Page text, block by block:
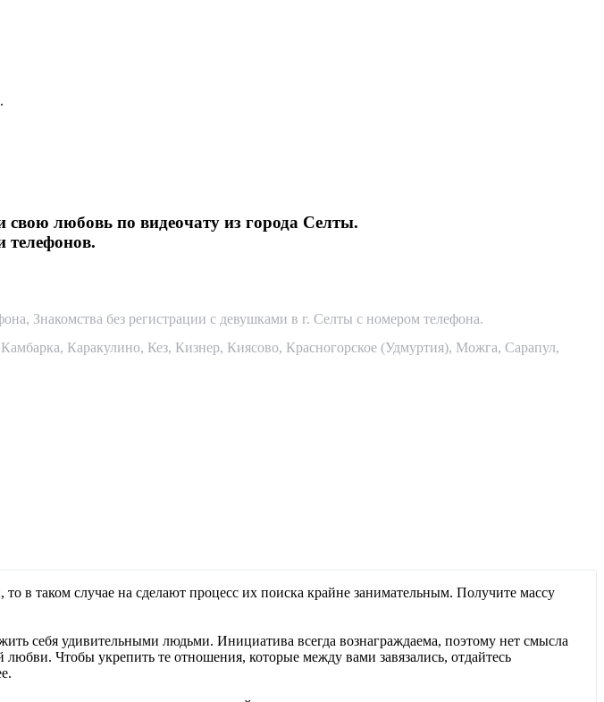
любовь по видеочату из города Селты.
телефонов.
, Знакомства без регистрации с девушками в г. Селты с номером телефона.
Камбарка, Каракулино, Кез, Кизнер, Киясово, Красногорское (Удмуртия), Можга, Сарапул,
в таком случае на сделают процесс их поиска крайне занимательным. Получите массу
себя удивительными людьми. Инициатива всегда вознаграждаема, поэтому нет смысла
Чтобы укрепить те отношения, которые между вами завязались, отдайтесь